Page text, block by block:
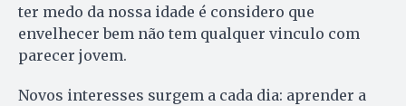
ter medo da nossa idade é considero que
envelhecer bem não tem qualquer vinculo com
parecer jovem.
Novos interesses surgem a cada dia: aprender a